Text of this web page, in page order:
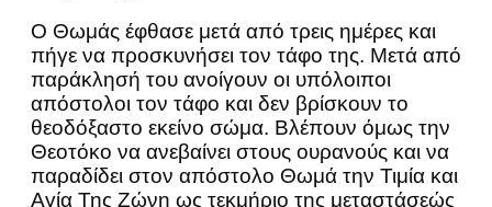
Ο Θωμάς έφθασε μετά από τρεις ημέρες και
πήγε να προσκυνήσει τον τάφο της. Μετά από
παράκλησή του ανοίγουν οι υπόλοιποι
απόστολοι τον τάφο και δεν βρίσκουν το
θεοδόξαστο εκείνο σώμα. Βλέπουν όμως την
Θεοτόκο να ανεβαίνει στους ουρανούς και να
παραδίδει στον απόστολο Θωμά την Τιμία και
Αγία Της Ζώνη ως τεκμήριο της μεταστάσεώς